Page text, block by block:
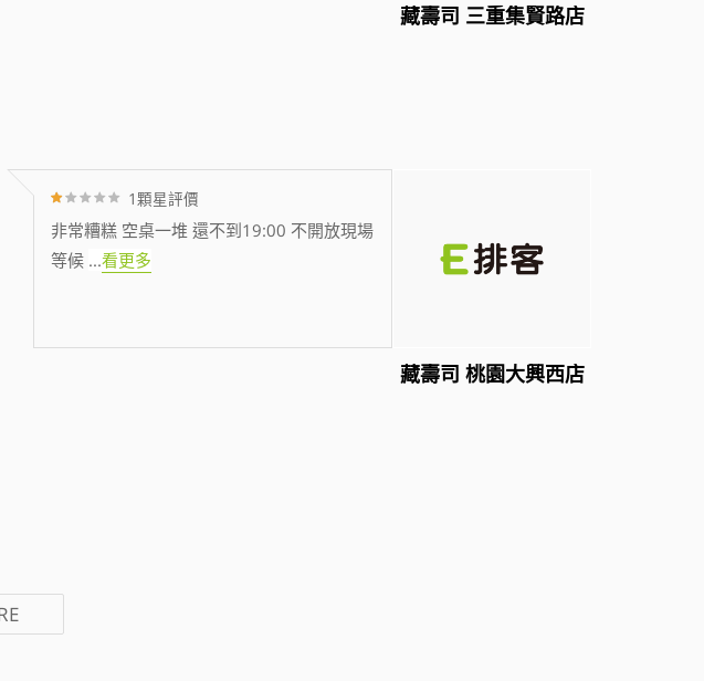
藏壽司 三重集賢路店
1顆星評價
非常糟糕 空桌一堆 還不到19:00 不開放現場
等候 ...看更多
藏壽司 桃園大興西店